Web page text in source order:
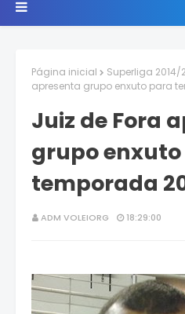
Página inicial Superliga 2014/
apresenta grupo enxuto para
Juiz de Fora
grupo
temporada
ADM VOLEIORG 18:29:00